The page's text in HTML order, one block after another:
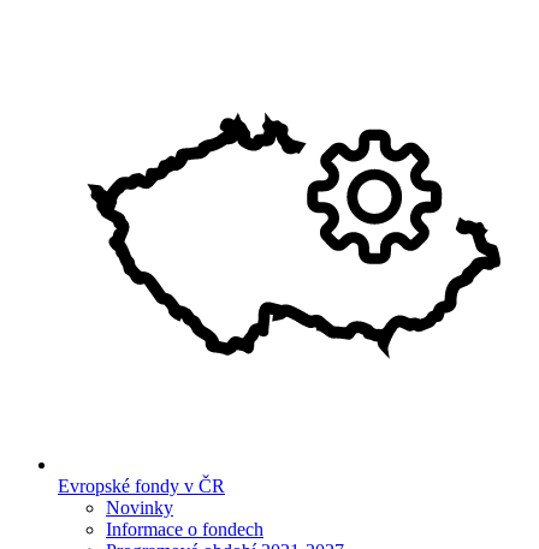
Evropské fondy v ČR
Novinky
Informace o fondech